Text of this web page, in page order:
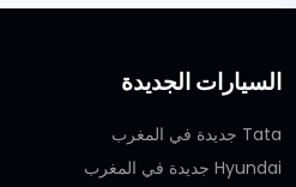
السيارات الجديدة
Tata جديدة في المغرب
Hyundai جديدة في المغرب